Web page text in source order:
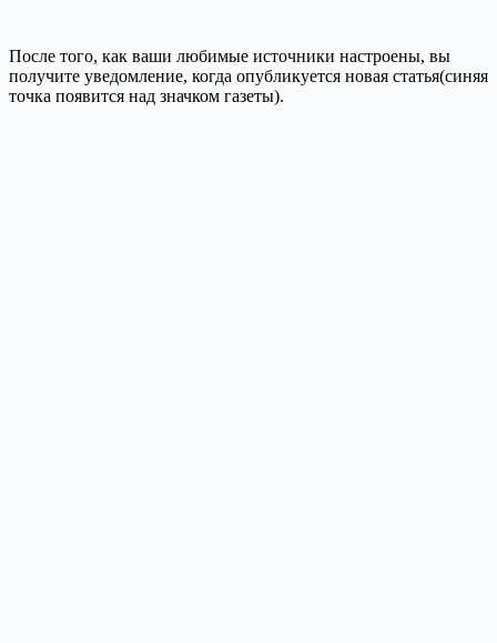
После того, как ваши любимые источники настроены, вы
получите уведомление, когда опубликуется новая статья(синяя
точка появится над значком газеты).